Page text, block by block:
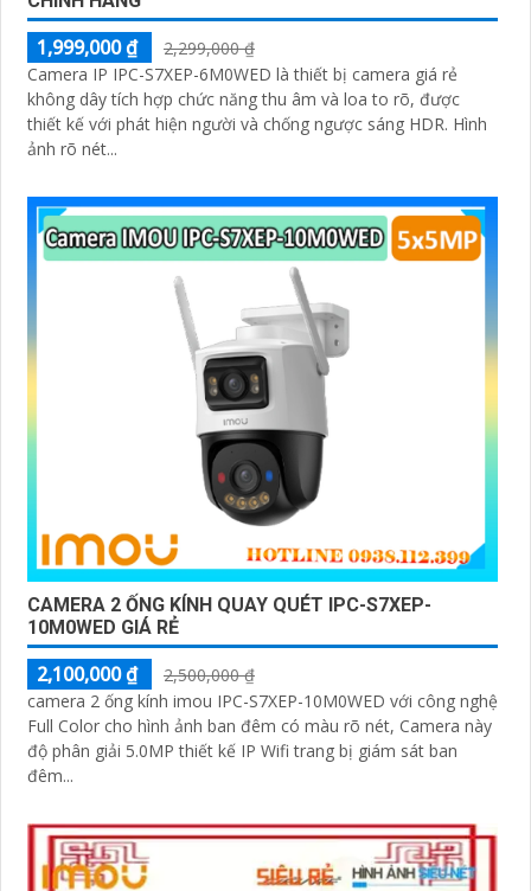
1,999,000 ₫
2,299,000 ₫
Camera IP IPC-S7XEP-6M0WED là thiết bị camera giá rẻ
không dây tích hợp chức năng thu âm và loa to rõ, được
thiết kế với phát hiện người và chống ngược sáng HDR. Hình
ảnh rõ nét...
CAMERA 2 ỐNG KÍNH QUAY QUÉT IPC-S7XEP-
10M0WED GIÁ RẺ
2,100,000 ₫
2,500,000 ₫
camera 2 ống kính imou IPC-S7XEP-10M0WED với công nghệ
Full Color cho hình ảnh ban đêm có màu rõ nét, Camera này
độ phân giải 5.0MP thiết kế IP Wifi trang bị giám sát ban
đêm...